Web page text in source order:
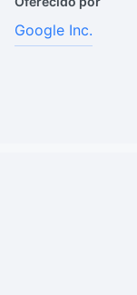
Google Inc.